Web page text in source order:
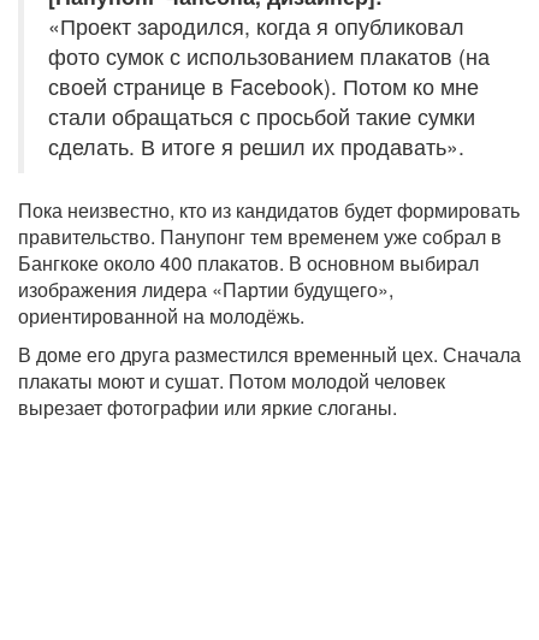
«Проект зародился, когда я опубликовал
фото сумок с использованием плакатов (на
своей странице в Facebook). Потом ко мне
стали обращаться с просьбой такие сумки
сделать. В итоге я решил их продавать».
Пока неизвестно, кто из кандидатов будет формировать
правительство. Панупонг тем временем уже собрал в
Бангкоке около 400 плакатов. В основном выбирал
изображения лидера «Партии будущего»,
ориентированной на молодёжь.
В доме его друга разместился временный цех. Сначала
плакаты моют и сушат. Потом молодой человек
вырезает фотографии или яркие слоганы.